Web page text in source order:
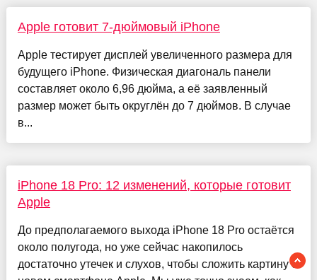
Apple готовит 7-дюймовый iPhone
Apple тестирует дисплей увеличенного размера для
будущего iPhone. Физическая диагональ панели
составляет около 6,96 дюйма, а её заявленный
размер может быть округлён до 7 дюймов. В случае
в...
iPhone 18 Pro: 12 изменений, которые готовит
Apple
До предполагаемого выхода iPhone 18 Pro остаётся
около полугода, но уже сейчас накопилось
достаточно утечек и слухов, чтобы сложить картину о